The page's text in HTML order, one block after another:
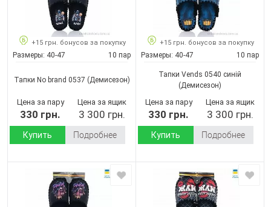
+15 грн. бонусов за покупку
Размеры: 40-47 10 пар
Тапки No brand 0537 (Демисезон)
Цена за пару
330 грн.
Цена за ящик
3 300 грн.
Купить Подробнее
+15 грн. бонусов за покупку
Размеры: 40-47 10 пар
Тапки Vends 0540 синій
(Демисезон)
Цена за пару
330 грн.
Цена за ящик
3 300 грн.
Купить Подробнее